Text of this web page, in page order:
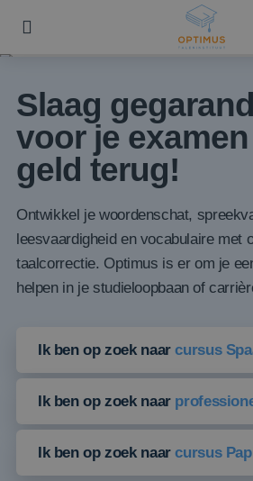
Slaag
voor je
geld terug!
Ontwikkel je woordenschat,
leesvaardigheid en vocabulaire met
taalcorrectie. Optimus is er om je
helpen in je studieloopbaan of
Ik ben op zoek naarcursus
Ik ben op zoek naar
Ik ben op zoek naarcursus